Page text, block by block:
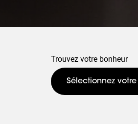
Trouvez votre bonheur
Sélectionnez